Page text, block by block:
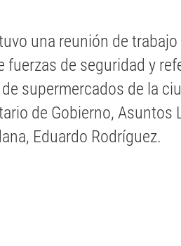
una reunión de
fuerzas de seguridad y
supermercados de la
de Gobierno, Asuntos
Eduardo Rodríguez.